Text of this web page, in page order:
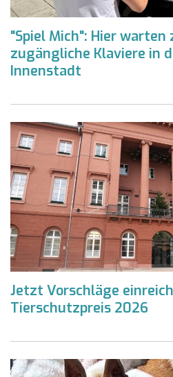
"Spiel Mich": Hier
zugängliche Klaviere in
Innenstadt
Jetzt Vorschläge
Tierschutzpreis 2026